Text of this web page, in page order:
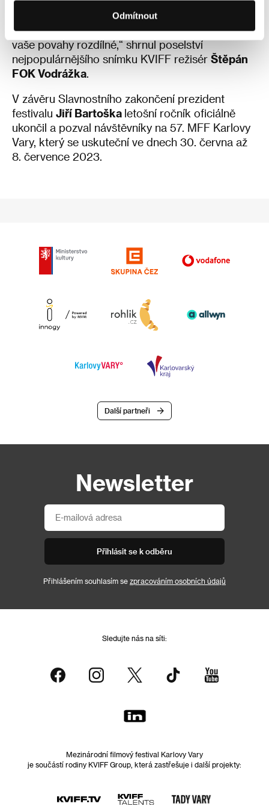
Odmítnout
PSH Nekonečný příběh
jádru o kamarádství a umění spolu být, i když jsou
vaše povahy rozdílné,“ shrnul poselství
nejpopulárnějšího snímku KVIFF režisér Štěpán
FOK Vodrážka.
V závěru Slavnostního zakončení prezident
festivalu Jiří Bartoška letošní ročník oficiálně
ukončil a pozval návštěvníky na 57. MFF Karlovy
Vary, který se uskuteční ve dnech 30. června až
8. července 2023.
Další partneři
Newsletter
Přihlásit se k odběru
Přihlášením souhlasím se zpracováním osobních údajů
Sledujte nás na síti:
Mezinárodní filmový festival Karlovy Vary
je součástí rodiny KVIFF Group, která zastřešuje i další projekty: